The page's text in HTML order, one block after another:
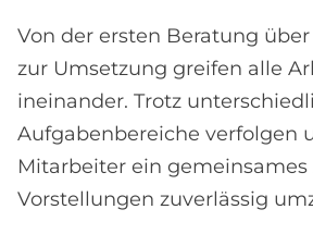
Von der ersten Beratung
zur Umsetzung greifen alle
ineinander. Trotz
Aufgabenbereiche verfolgen
Mitarbeiter ein gemeinsames
Vorstellungen zuverlässig